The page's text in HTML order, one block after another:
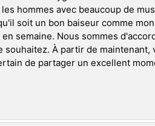
hommes avec beaucoup de
soit un bon baiseur comme
semaine. Nous sommes
À partir de maintenant,
de partager un excellent